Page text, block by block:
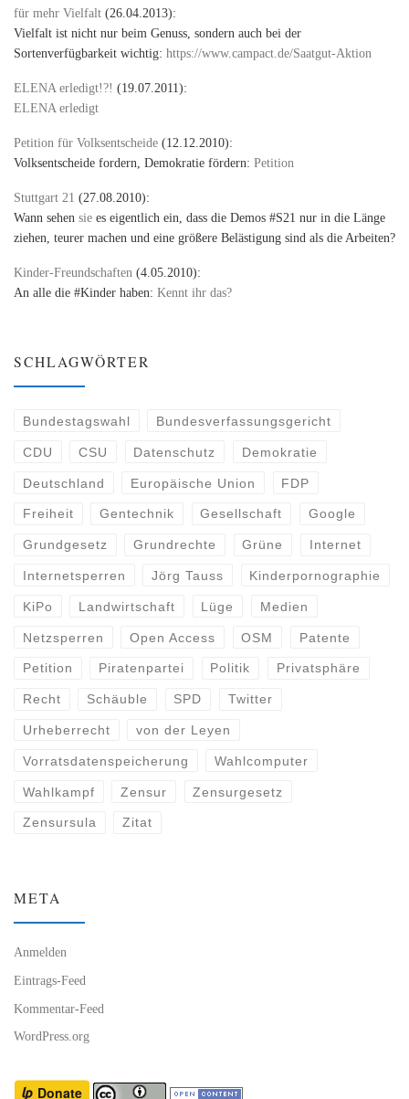
für mehr Vielfalt (26.04.2013):
Vielfalt ist nicht nur beim Genuss, sondern auch bei der
Sortenverfügbarkeit wichtig: https://www.campact.de/Saatgut-Aktion
ELENA erledigt!?! (19.07.2011):
ELENA erledigt
Petition für Volksentscheide (12.12.2010):
Volksentscheide fordern, Demokratie fördern: Petition
Stuttgart 21 (27.08.2010):
Wann sehen sie es eigentlich ein, dass die Demos #S21 nur in die Länge
ziehen, teurer machen und eine größere Belästigung sind als die Arbeiten?
Kinder-Freundschaften (4.05.2010):
An alle die #Kinder haben: Kennt ihr das?
SCHLAGWÖRTER
Bundestagswahl Bundesverfassungsgericht
CDU CSU Datenschutz Demokratie
Deutschland Europäische Union FDP
Freiheit Gentechnik Gesellschaft Google
Grundgesetz Grundrechte Grüne Internet
Internetsperren Jörg Tauss Kinderpornographie
KiPo Landwirtschaft Lüge Medien
Netzsperren Open Access OSM Patente
Petition Piratenpartei Politik Privatsphäre
Recht Schäuble SPD Twitter
Urheberrecht von der Leyen
Vorratsdatenspeicherung Wahlcomputer
Wahlkampf Zensur Zensurgesetz
Zensursula Zitat
META
Anmelden
Eintrags-Feed
Kommentar-Feed
WordPress.org